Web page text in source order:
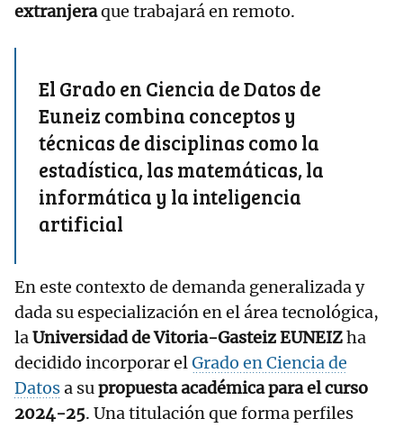
extranjeraque trabajará en remoto.
El Grado en Ciencia de Datos de
Euneiz combina conceptos y
técnicas de disciplinas como la
estadística, las matemáticas, la
informática y la inteligencia
artificial
En este contexto de demanda generalizada y
dada su especialización en el área tecnológica,
laUniversidad de Vitoria-Gasteiz EUNEIZha
decidido incorporar elGrado en Ciencia de
Datosa supropuesta académica para el curso
2024-25. Una titulación que forma perfiles